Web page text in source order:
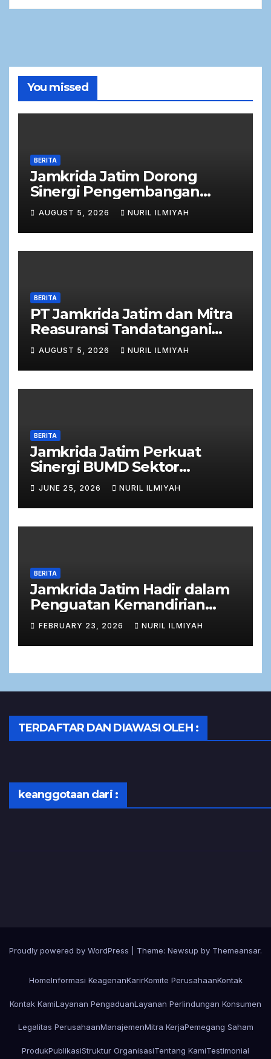
You missed
BERITA
Jamkrida Jatim Dorong
Sinergi Pengembangan
Potensi Petani Cabai
bersama Bank Jatim
AUGUST 5, 2026 NURIL ILMIYAH
BERITA
PT Jamkrida Jatim dan Mitra
Reasuransi Tandatangani
Perjanjian Facultative
Obligatory 2026
AUGUST 5, 2026 NURIL ILMIYAH
BERITA
Jamkrida Jatim Perkuat
Sinergi BUMD Sektor
Keuangan dalam Rapat Kerja
Bersama Komisi C DPRD
Jawa Timur
JUNE 25, 2026 NURIL ILMIYAH
BERITA
Jamkrida Jatim Hadir dalam
Penguatan Kemandirian
Ekonomi Masyarakat melalui
Zakat Produktif
FEBRUARY 23, 2026 NURIL ILMIYAH
TERDAFTAR DAN DIAWASI OLEH :
keanggotaan dari :
Proudly powered by WordPress Theme: Newsup by Themeansar.
HomeInformasi KeagenanKarirKomite PerusahaanKontak
Kontak KamiLayanan PengaduanLayanan Perlindungan Konsumen
Legalitas PerusahaanManajemenMitra KerjaPemegang Saham
ProdukPublikasiStruktur OrganisasiTentang KamiTestimonial